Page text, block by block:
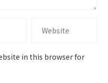
in this browser for